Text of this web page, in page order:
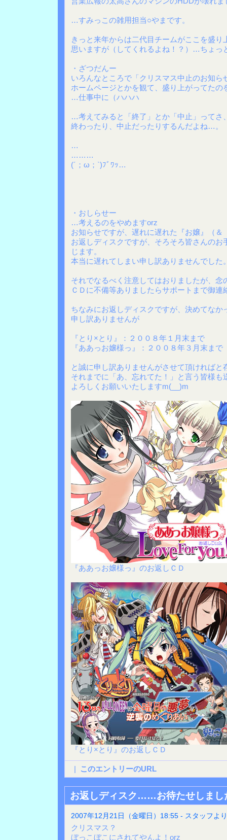
…すみっこの雑用担当○やまです。
きっと来年からは二代目チームがここを盛り
思いますが（してくれるよね！？）…ちょっ
・ざつだんー
いろんなところで「クリスマス中止のお知ら
ホームページとかを観て、盛り上がってたの
…仕事中に（ハハハ
…考えてみると「終了」とか「中止」ってさ
終わったり、中止だったりするんだよね…。
…
………
(´；ω；`)ﾌﾞﾜｯ…
・おしらせー
…考えるのをやめますorz
お知らせですが、遅れに遅れた『お嬢』（＆
お返しディスクですが、そろそろ皆さんのお
じます。
本当に遅れてしまい申し訳ありませんでした
それでなるべく注意してはおりましたが、念
ＣＤに不備等ありましたらサポートまで御連
ちなみにお返しディスクですが、決めてなか
申し訳ありませんが
『とり×とり』：２００８年１月末まで
『ああっお嬢様っ』：２００８年３月末まで
と誠に申し訳ありませんがさせて頂ければと
それまでに「あ、忘れてた！」と言う皆様も
よろしくお願いいたしますm(__)m
『ああっお嬢様っ』のお返しＣＤ
『とり×とり』のお返しＣＤ
| このエントリーのURL
お返しディスク……お待たせしまし
2007年12月21日（金曜日）18:55 - スタッフより
クリスマス？
ぼっこぼこにされてやんよ！orz